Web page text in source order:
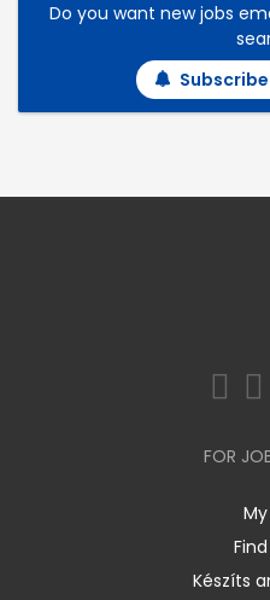
Do you want new jobs
FOR
Készíts